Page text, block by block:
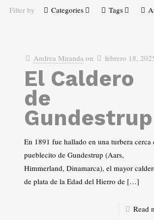
Filter by Categories Tags
Andrea Miranda on febrero 18,
El Caldero
de
Gundestrup
En 1891 fue hallado en una turbera cerca
pueblecito de Gundestrup (Aars,
Himmerland, Dinamarca), el mayor
de plata de la Edad del Hierro de […]
Read